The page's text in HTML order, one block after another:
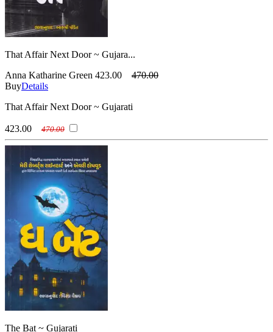
That Affair Next Door ~ Gujara...
Anna Katharine Green 423.00
470.00
BuyDetails
That Affair Next Door ~ Gujarati
423.00 470.00
The Bat ~ Gujarati